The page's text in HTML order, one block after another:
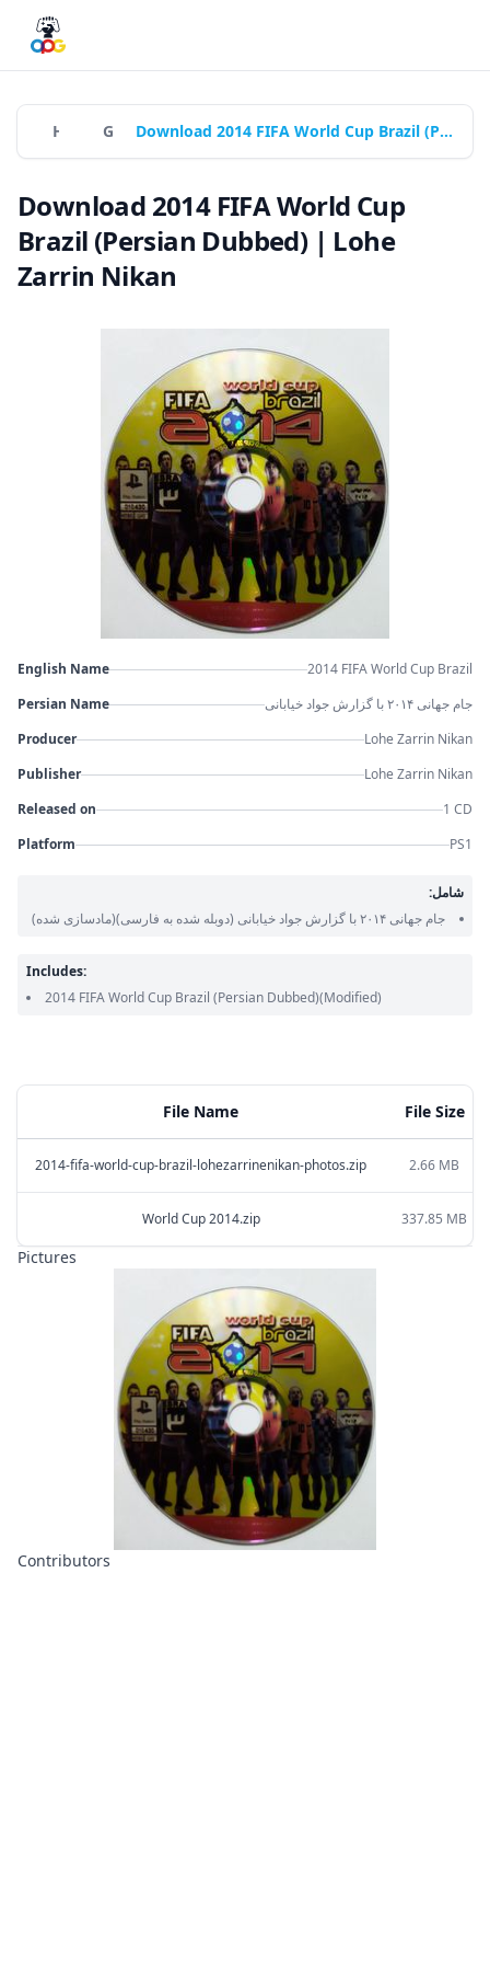
Download 2014 FIFA World Cup Brazil (Persian Dubbed) | Lohe Zarrin Nikan
Download 2014 FIFA World Cup
Brazil (Persian Dubbed) | Lohe
Zarrin Nikan
File Name File Size
2014-fifa-world-cup-brazil-lohezarrinenikan-photos.zip 2.66 MB
World Cup 2014.zip 337.85 MB
Pictures
Contributors
English Name
2014 FIFA World Cup Brazil
Persian Name
جام جهانی ۲۰۱۴ با گزارش جواد خیابانی
Producer
Lohe Zarrin Nikan
Publisher
Lohe Zarrin Nikan
Released on
1 CD
Platform
PS1
شامل:
جام جهانی ۲۰۱۴ با گزارش جواد خیابانی
(دوبله شده به فارسی)(مادسازی شده)
Includes:
2014 FIFA World Cup Brazil (Persian Dubbed)(Modified)